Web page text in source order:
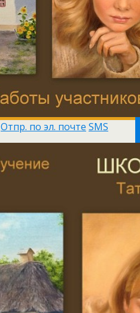
Отпр. по эл. почте SMS